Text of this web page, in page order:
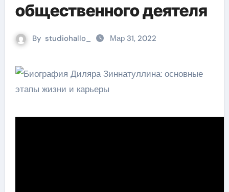
общественного деятеля
By studiohallo_ Мар 31, 2022